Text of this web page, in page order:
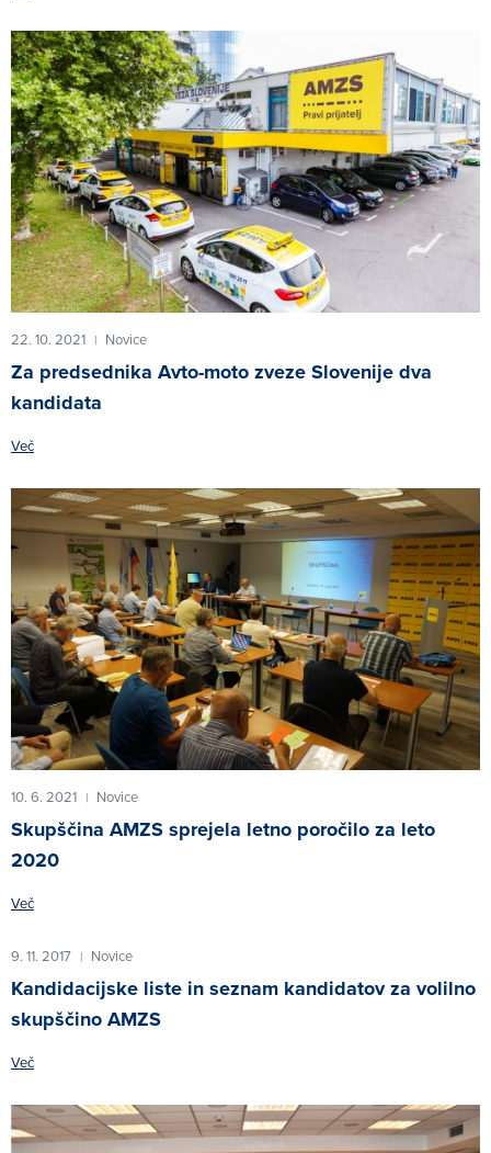
22. 10. 2021 | Novice
Za predsednika Avto-moto zveze Slovenije dva
kandidata
Več
10. 6. 2021 | Novice
Skupščina AMZS sprejela letno poročilo za leto
2020
Več
9. 11. 2017 | Novice
Kandidacijske liste in seznam kandidatov za volilno
skupščino AMZS
Več